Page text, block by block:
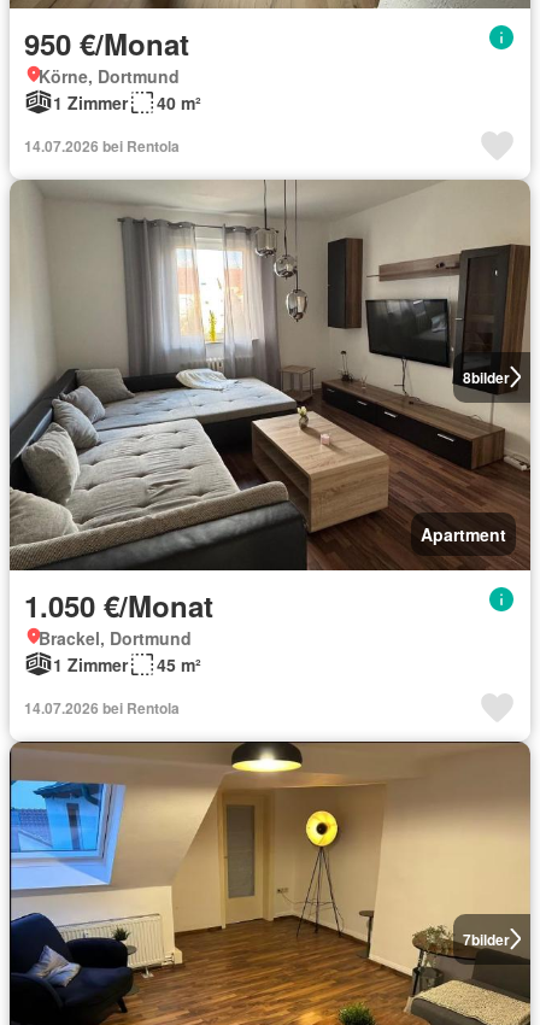
950 €/Monat
Körne, Dortmund
1 Zimmer
40 m²
14.07.2026 bei Rentola
8bilder
Apartment
1.050 €/Monat
Brackel, Dortmund
1 Zimmer
45 m²
14.07.2026 bei Rentola
7bilder